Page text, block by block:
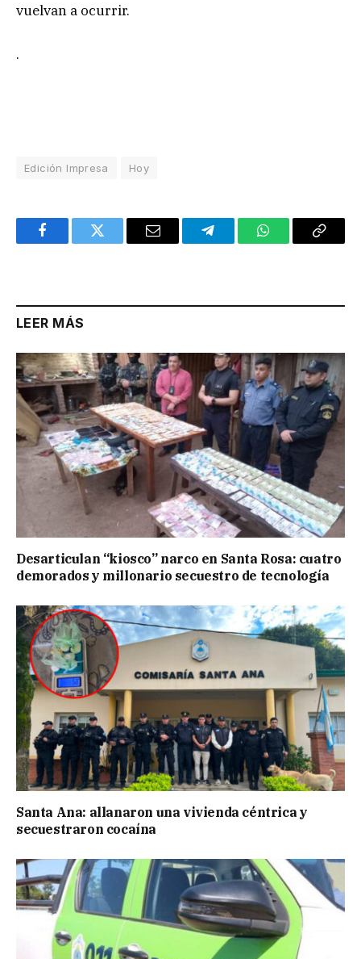
vuelvan a ocurrir.
.
Edición Impresa Hoy
FacebookTwitter Email TelegramWhatsAppCopy
LEER MÁS
Desarticulan “kiosco” narco en Santa Rosa: cuatro
demorados y millonario secuestro de tecnología
Santa Ana: allanaron una vivienda céntrica y
secuestraron cocaína